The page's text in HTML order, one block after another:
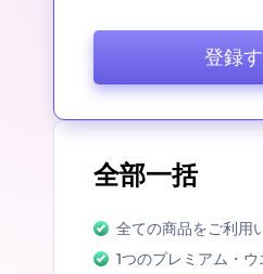
登録
全部一括
全ての商品をご利用
1つのプレミアム・ウ